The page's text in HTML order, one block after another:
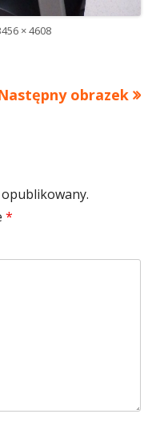
× 4608
obrazek
*